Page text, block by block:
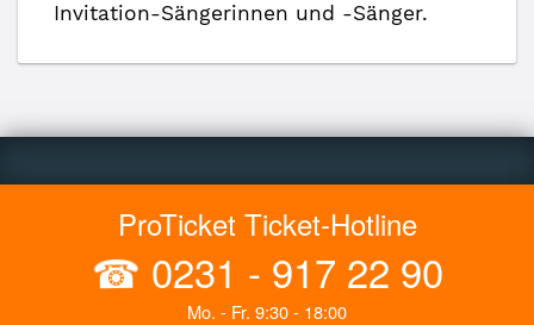
Invitation-Sängerinnen und -Sänger.
ProTicket Ticket-Hotline
☎ 0231 - 917 22 90
Mo. - Fr. 9:30 - 18:00